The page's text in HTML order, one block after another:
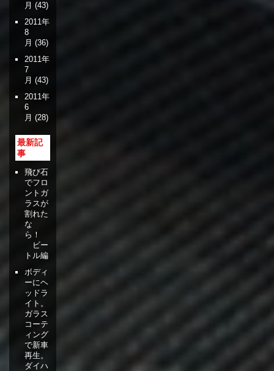
月 (43)
2011年
8
月 (36)
2011年
7
月 (43)
2011年
6
月 (28)
最新記
事
飛び石
でフロ
ントガ
ラスが
割れた
な
ら！
ビー
トル編
ボディ
ーにヘ
ッドラ
イト。
ガラス
コーテ
ィング
で新車
再生。
ダイハ